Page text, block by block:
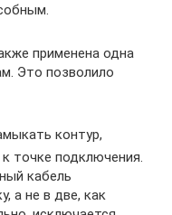
применена одна
Это позволило
контур,
точке подключения.
кабель
а не в две, как